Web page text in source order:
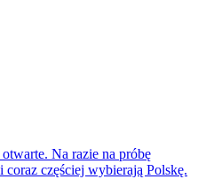
Na razie na próbę
częściej wybierają Polskę.